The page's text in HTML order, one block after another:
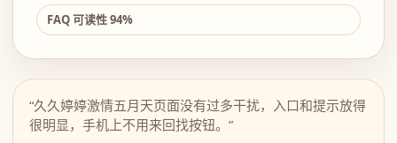
FAQ 可读性 94%
“久久婷婷激情五月天页面没有过多干扰，入口和提示放得
很明显，手机上不用来回找按钮。”